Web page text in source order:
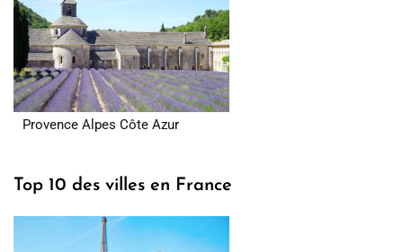
Provence Alpes Côte Azur
Top 10 des villes en France